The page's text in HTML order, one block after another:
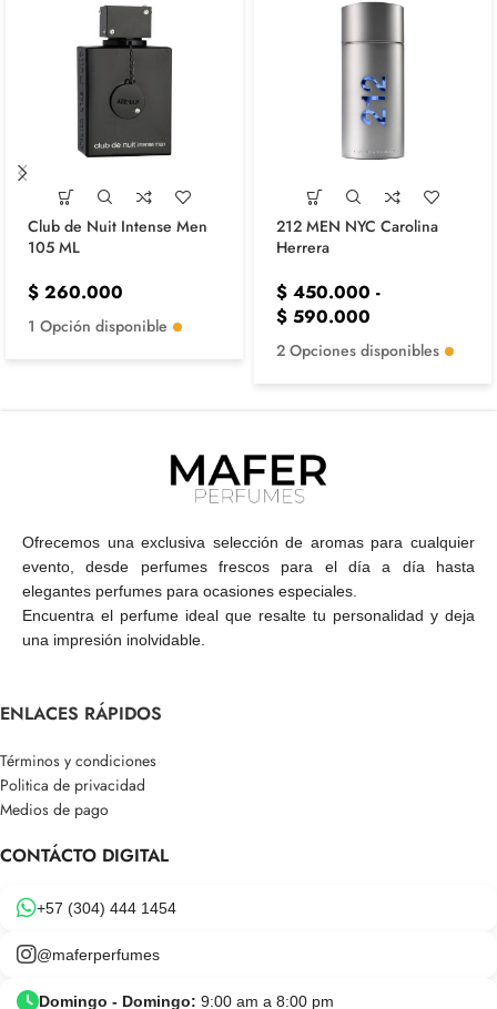
Club de Nuit Intense Men
105 ML
$ 260.000
1 Opción disponible
212 MEN NYC Carolina
Herrera
$ 450.000 -
$ 590.000
2 Opciones disponibles
Ofrecemos una exclusiva selección de aromas para cualquier
evento, desde perfumes frescos para el día a día hasta
elegantes perfumes para ocasiones especiales.
Encuentra el perfume ideal que resalte tu personalidad y deja
una impresión inolvidable.
ENLACES RÁPIDOS
Términos y condiciones
Politica de privacidad
Medios de pago
CONTÁCTO DIGITAL
+57 (304) 444 1454
@maferperfumes
Domingo - Domingo: 9:00 am a 8:00 pm